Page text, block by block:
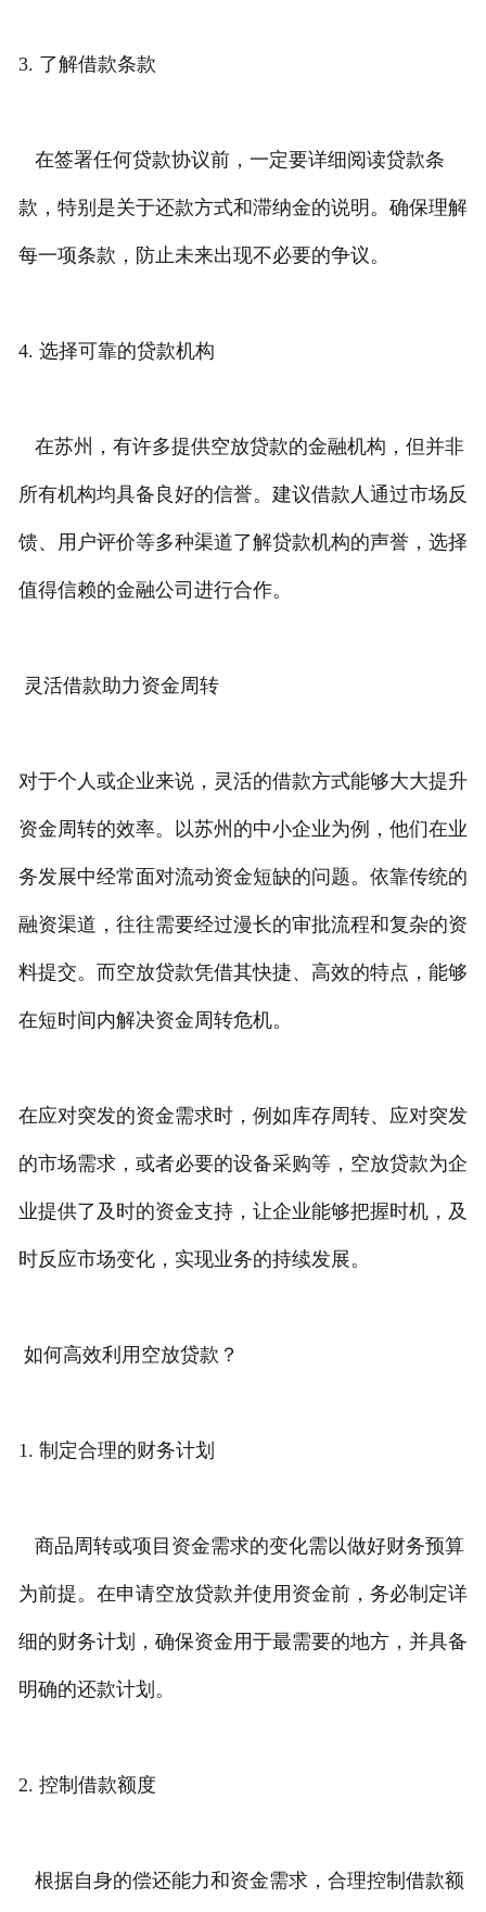
3. 了解借款条款
在签署任何贷款协议前，一定要详细阅读贷款条
款，特别是关于还款方式和滞纳金的说明。确保理解
每一项条款，防止未来出现不必要的争议。
4. 选择可靠的贷款机构
在苏州，有许多提供空放贷款的金融机构，但并非
所有机构均具备良好的信誉。建议借款人通过市场反
馈、用户评价等多种渠道了解贷款机构的声誉，选择
值得信赖的金融公司进行合作。
灵活借款助力资金周转
对于个人或企业来说，灵活的借款方式能够大大提升
资金周转的效率。以苏州的中小企业为例，他们在业
务发展中经常面对流动资金短缺的问题。依靠传统的
融资渠道，往往需要经过漫长的审批流程和复杂的资
料提交。而空放贷款凭借其快捷、高效的特点，能够
在短时间内解决资金周转危机。
在应对突发的资金需求时，例如库存周转、应对突发
的市场需求，或者必要的设备采购等，空放贷款为企
业提供了及时的资金支持，让企业能够把握时机，及
时反应市场变化，实现业务的持续发展。
如何高效利用空放贷款？
1. 制定合理的财务计划
商品周转或项目资金需求的变化需以做好财务预算
为前提。在申请空放贷款并使用资金前，务必制定详
细的财务计划，确保资金用于最需要的地方，并具备
明确的还款计划。
2. 控制借款额度
根据自身的偿还能力和资金需求，合理控制借款额